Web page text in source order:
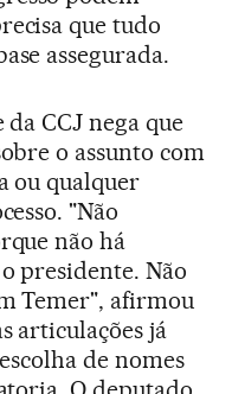
que tudo
assegurada.
CCJ nega que
o assunto com
ou qualquer
"Não
não há
presidente. Não
Temer", afirmou
articulações já
de nomes